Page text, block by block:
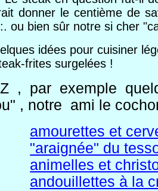
donner le centième de
ou bien sûr notre si cher
idées pour cuisiner
frites surgelées !
, par exemple
, notre ami le
amourettes et
"araignée" du
animelles et
andouillettes à la